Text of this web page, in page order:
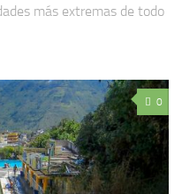
más extremas de todo
0